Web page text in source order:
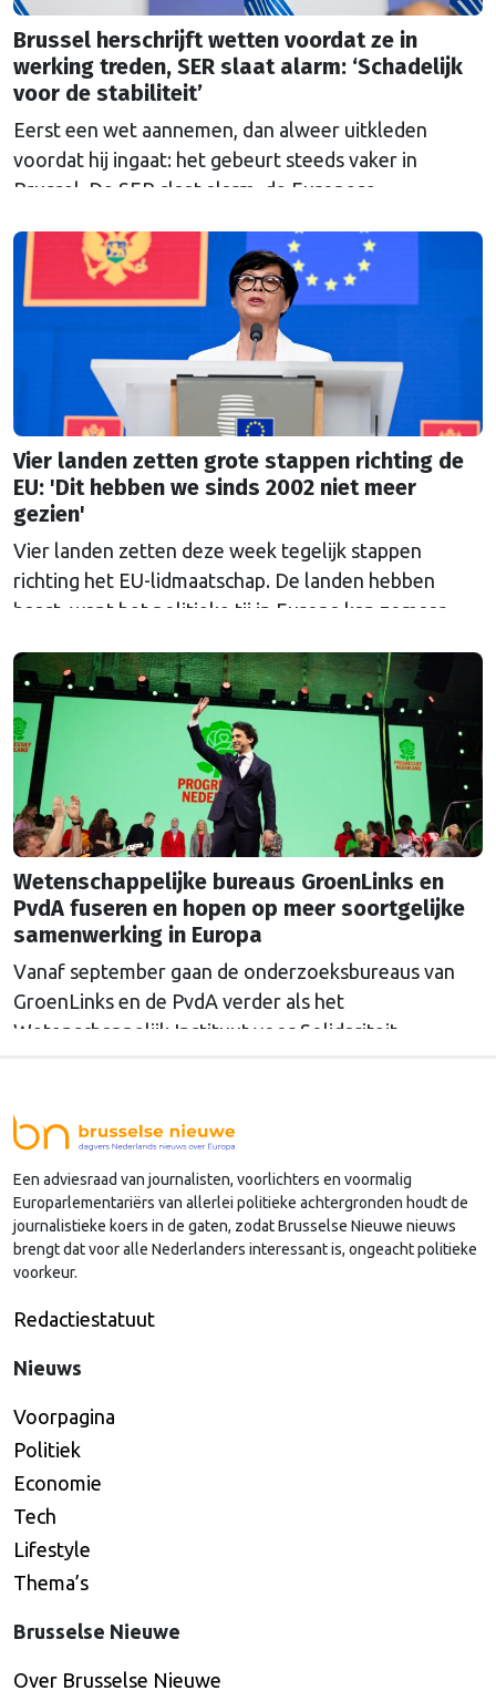
Brussel herschrijft wetten voordat ze in
werking treden, SER slaat alarm: ‘Schadelijk
voor de stabiliteit’
Eerst een wet aannemen, dan alweer uitkleden
voordat hij ingaat: het gebeurt steeds vaker in
Brussel. De SER slaat alarm, de Europese
wetten maakt?
Vier landen zetten grote stappen richting de
EU: 'Dit hebben we sinds 2002 niet meer
gezien'
Vier landen zetten deze week tegelijk stappen
richting het EU-lidmaatschap. De landen hebben
haast, want het politieke tij in Europa kan zomaar
Wetenschappelijke bureaus GroenLinks en
PvdA fuseren en hopen op meer soortgelijke
samenwerking in Europa
Vanaf september gaan de onderzoeksbureaus van
GroenLinks en de PvdA verder als het
Wetenschappelijk Instituut voor Solidariteit.
ineenslaan. "Er zullen nog wel een aantal ego's over
hun schaduw heen moeten springen", zegt zij.
Een adviesraad van journalisten, voorlichters en voormalig
Europarlementariërs van allerlei politieke achtergronden houdt de
journalistieke koers in de gaten, zodat Brusselse Nieuwe nieuws
brengt dat voor alle Nederlanders interessant is, ongeacht politieke
voorkeur.
Redactiestatuut
Nieuws
Voorpagina
Politiek
Economie
Tech
Lifestyle
Thema’s
Brusselse Nieuwe
Over Brusselse Nieuwe